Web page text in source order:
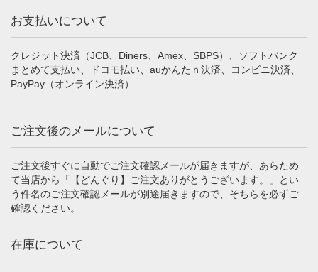
お支払いについて
クレジット決済（JCB、Diners、Amex、SBPS）、ソフトバンク
まとめて支払い、ドコモ払い、auかんたｎ決済、コンビニ決済、
PayPay（オンライン決済）
ご注文後のメールについて
ご注文後すぐに自動でご注文確認メールが届きますが、あらため
て当店から「【どんぐり】ご注文ありがとうございます。」とい
う件名のご注文確認メールが別途届きますので、そちらを必ずご
確認ください。
在庫について